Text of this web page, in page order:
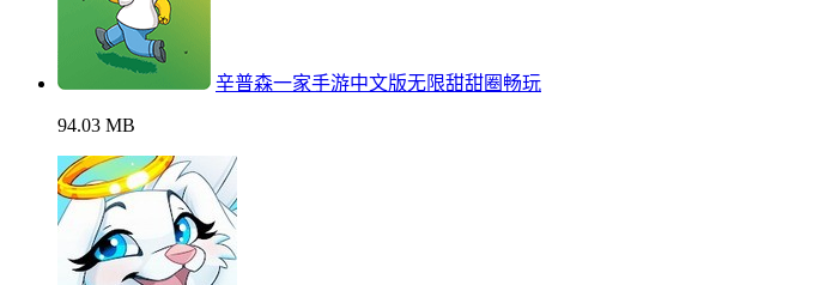
辛普森一家手游中文版无限甜甜圈畅玩
94.03 MB